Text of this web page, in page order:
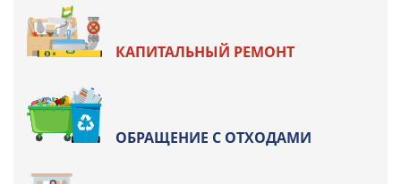
КАПИТАЛЬНЫЙ РЕМОНТ
ОБРАЩЕНИЕ С ОТХОДАМИ